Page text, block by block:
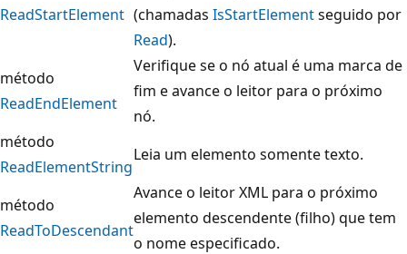
ReadStartElement (chamadas IsStartElementseguido por
Read).
método
ReadEndElement
Verifique se o nó atual é uma marca de
fim e avance o leitor para o próximo
nó.
método
ReadElementString
Leia um elemento somente texto.
método
ReadToDescendant
Avance o leitor XML para o próximo
elemento descendente (filho) que tem
o nome especificado.